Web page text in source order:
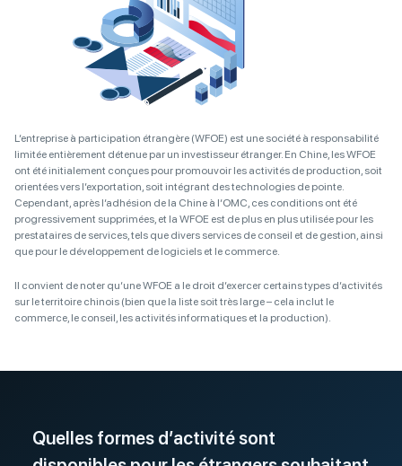
L’entreprise à participation étrangère (WFOE) est une société à responsabilité
limitée entièrement détenue par un investisseur étranger. En Chine, les WFOE
ont été initialement conçues pour promouvoir les activités de production, soit
orientées vers l’exportation, soit intégrant des technologies de pointe.
Cependant, après l’adhésion de la Chine à l’OMC, ces conditions ont été
progressivement supprimées, et la WFOE est de plus en plus utilisée pour les
prestataires de services, tels que divers services de conseil et de gestion, ainsi
que pour le développement de logiciels et le commerce.
Il convient de noter qu’une WFOE a le droit d’exercer certains types d’activités
sur le territoire chinois (bien que la liste soit très large – cela inclut le
commerce, le conseil, les activités informatiques et la production).
Quelles formes d’activité sont